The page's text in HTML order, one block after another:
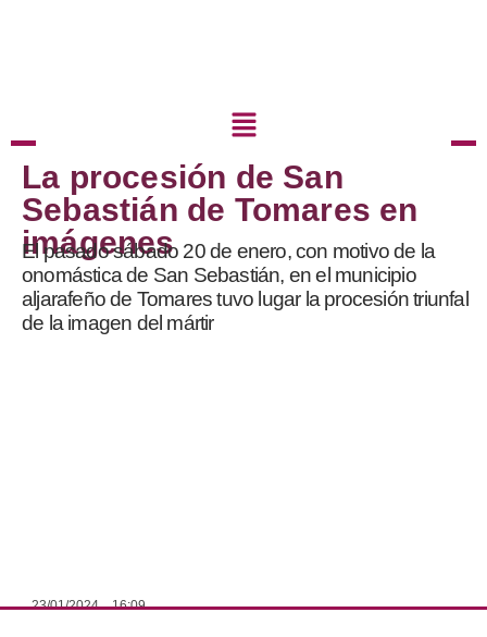
La procesión de San
Sebastián de Tomares en
imágenes
El pasado sábado 20 de enero, con motivo de la
onomástica de San Sebastián, en el municipio
aljarafeño de Tomares tuvo lugar la procesión triunfal
de la imagen del mártir
23/01/2024 16:09